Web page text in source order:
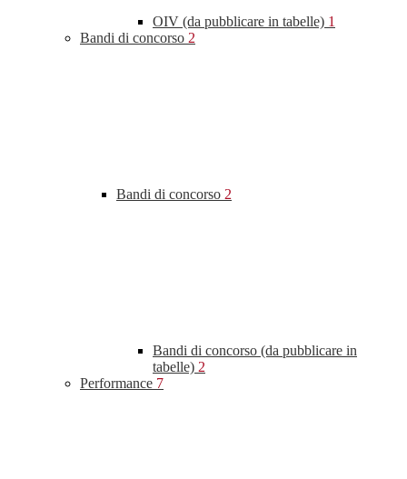
OIV (da pubblicare in tabelle) 1
Bandi di concorso 2
Bandi di concorso 2
Bandi di concorso (da pubblicare in
tabelle) 2
Performance 7